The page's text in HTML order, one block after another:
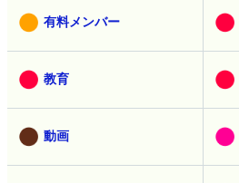
有料メンバー
教育
動画